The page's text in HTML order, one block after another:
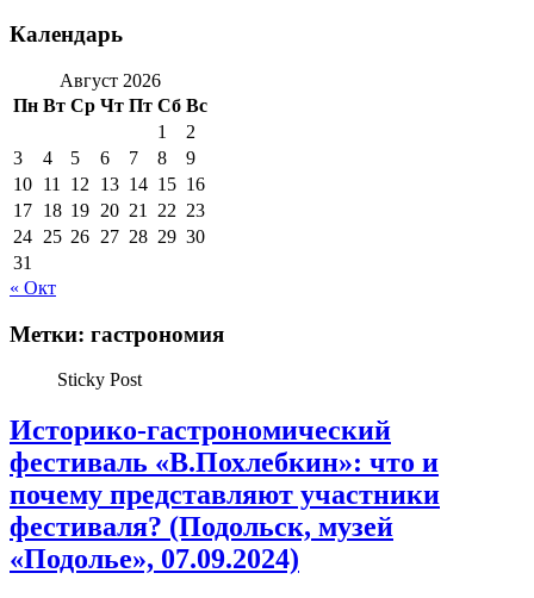
Календарь
Август 2026
Пн Вт Ср Чт Пт Сб Вс
1
2
3
4 5 6 7 8
9
10 11 12 13 14 15 16
17 18 19 20 21 22 23
24 25 26 27 28 29 30
31
« Окт
Метки: гастрономия
Sticky Post
Историко-гастрономический
фестиваль «В.Похлебкин»: что и
почему представляют участники
фестиваля? (Подольск, музей
«Подолье», 07.09.2024)